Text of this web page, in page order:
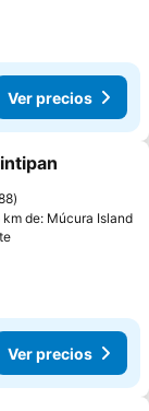
Ver precios
de: Múcura Island
Ver precios
Ver precios